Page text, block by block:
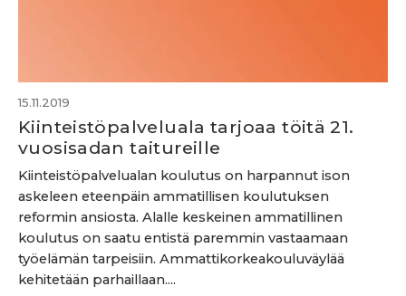
15.11.2019
Kiinteistöpalveluala tarjoaa töitä 21.
vuosisadan taitureille
Kiinteistöpalvelualan koulutus on harpannut ison
askeleen eteenpäin ammatillisen koulutuksen
reformin ansiosta. Alalle keskeinen ammatillinen
koulutus on saatu entistä paremmin vastaamaan
työelämän tarpeisiin. Ammattikorkeakouluväylää
kehitetään parhaillaan....